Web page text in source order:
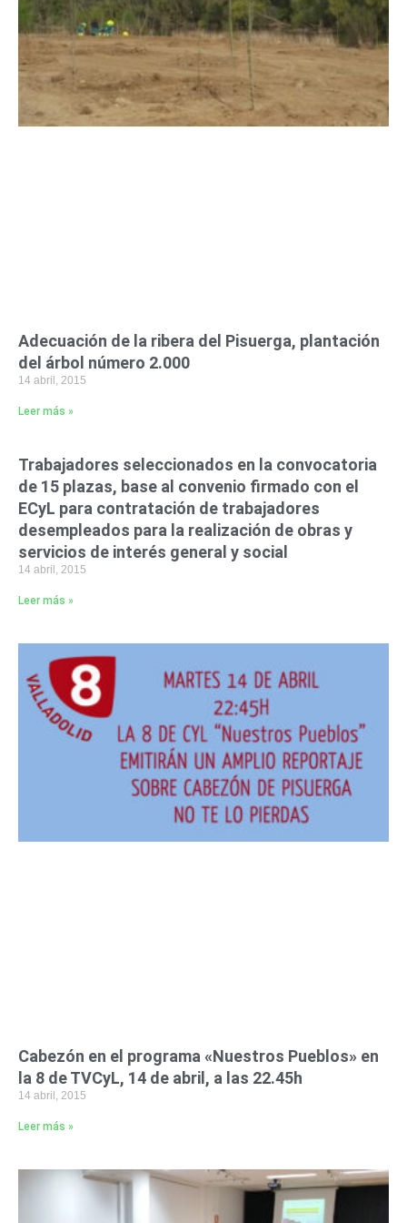
Adecuación de la ribera del Pisuerga, plantación
del árbol número 2.000
14 abril, 2015
Leer más »
Trabajadores seleccionados en la convocatoria
de 15 plazas, base al convenio firmado con el
ECyL para contratación de trabajadores
desempleados para la realización de obras y
servicios de interés general y social
14 abril, 2015
Leer más »
Cabezón en el programa «Nuestros Pueblos» en
la 8 de TVCyL, 14 de abril, a las 22.45h
14 abril, 2015
Leer más »
n
a
n
a
n
a
n
a
n
a
n
a